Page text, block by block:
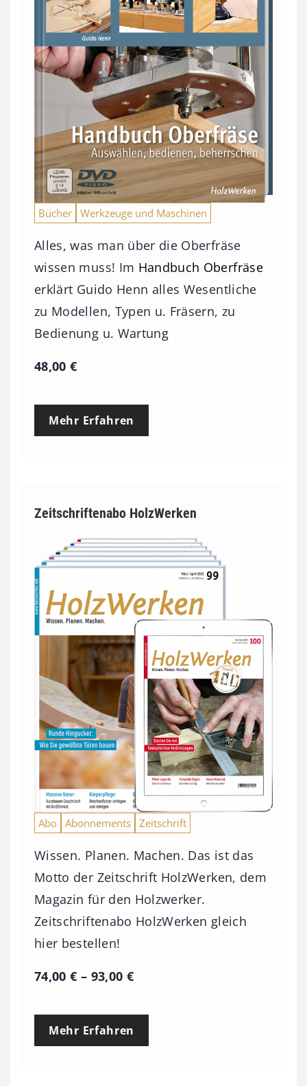
Bücher Werkzeuge und Maschinen
Alles, was man über die Oberfräse
wissen muss! Im Handbuch Oberfräse
erklärt Guido Henn alles Wesentliche
zu Modellen, Typen u. Fräsern, zu
Bedienung u. Wartung
48,00€
Mehr Erfahren
Zeitschriftenabo HolzWerken
Abo Abonnements Zeitschrift
Wissen. Planen. Machen. Das ist das
Motto der Zeitschrift HolzWerken, dem
Magazin für den Holzwerker.
Zeitschriftenabo HolzWerken gleich
hier bestellen!
74,00€ – 93,00 €P
e
Mehr Erfahren